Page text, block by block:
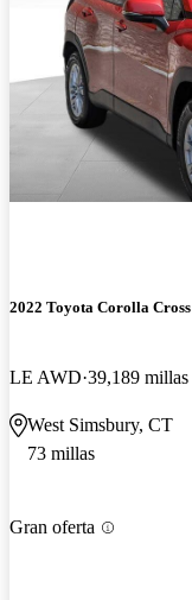
2022 Toyota Corolla Cross
LE AWD 39,189 millas
West Simsbury, CT
73 millas
Gran oferta